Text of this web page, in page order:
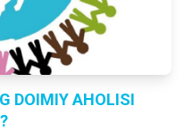
DOIMIY AHOLISI